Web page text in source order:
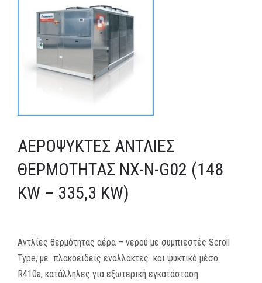
MEDIA
ΦΥΛΛΑΔΙΑ
E-SHOP
ΑΕΡΌΨΥΚΤΕΣ ΑΝΤΛΊΕΣ
ΘΕΡΜΌΤΗΤΑΣ NX-N-G02 (148
KW – 335,3 KW)
Αντλίες θερμότητας αέρα – νερού με συμπιεστές Scroll
Type, με πλακοειδείς εναλλάκτες και ψυκτικό μέσο
R410a, κατάλληλες για εξωτερική εγκατάσταση.